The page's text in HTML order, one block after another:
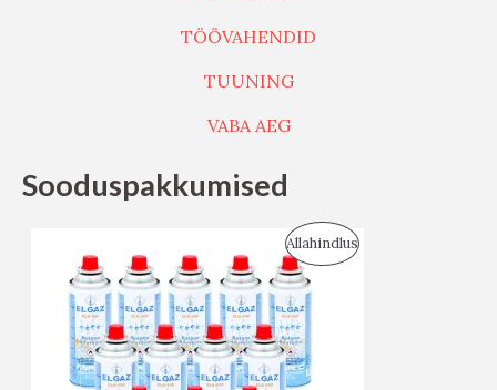
TÖÖVAHENDID
TUUNING
VABA AEG
Sooduspakkumised
AllahindlusS